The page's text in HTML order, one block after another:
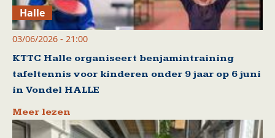
Halle
03/06/2026 - 21:00
KTTC Halle organiseert benjamintraining
tafeltennis voor kinderen onder 9 jaar op 6 juni
in Vondel HALLE
Meer lezen